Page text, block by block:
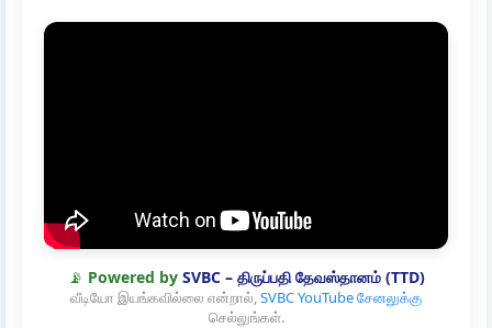
📡 Powered by SVBC – திருப்பதி தேவஸ்தானம் (TTD)
வீடியோ இயங்கவில்லை என்றால்,SVBC YouTube சேனலுக்கு
செல்லுங்கள்.